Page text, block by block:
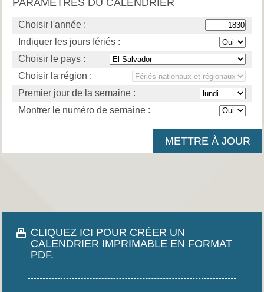
Choisir l'année :
Indiquer les jours fériés :
Choisir le pays :
Choisir la région :
Premier jour de la semaine :
Montrer le numéro de semaine :
CLIQUEZ ICI POUR CRÉER UN
CALENDRIER IMPRIMABLE EN FORMAT
PDF.